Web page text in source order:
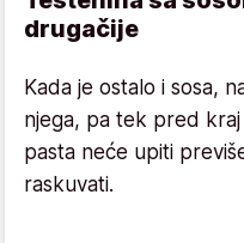
drugačije
Kada je ostalo i sosa,
njega, pa tek pred
pasta neće upiti
raskuvati.